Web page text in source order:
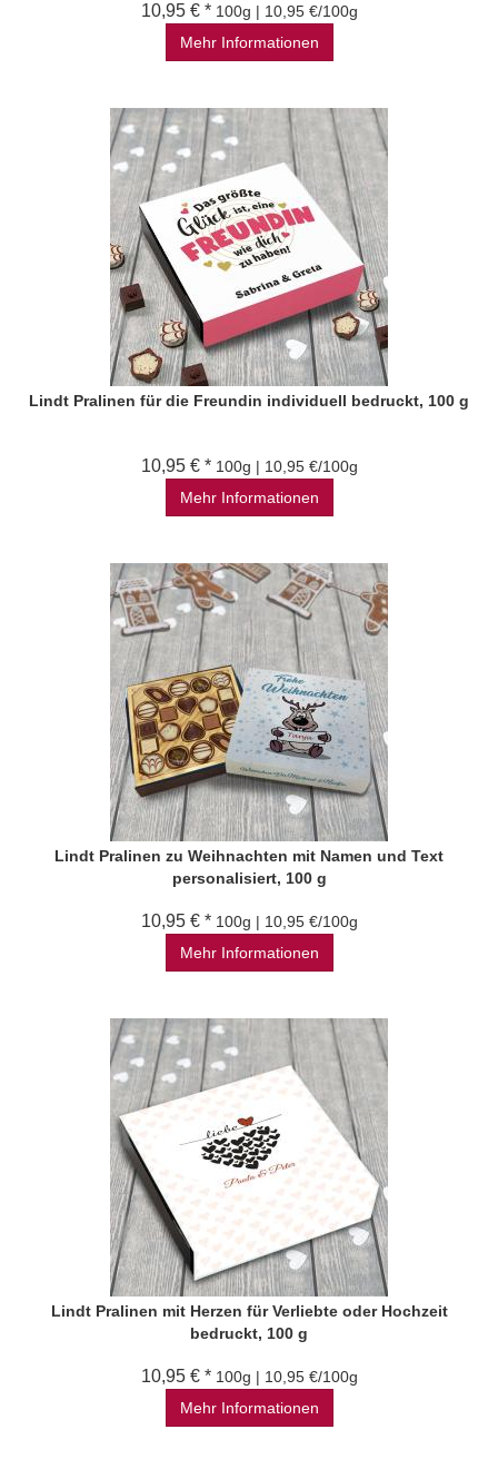
10,95 € * 100g | 10,95 €/100g
Mehr Informationen
Lindt Pralinen für die Freundin individuell bedruckt, 100 g
10,95 € * 100g | 10,95 €/100g
Mehr Informationen
Lindt Pralinen zu Weihnachten mit Namen und Text
personalisiert, 100 g
10,95 € * 100g | 10,95 €/100g
Mehr Informationen
Lindt Pralinen mit Herzen für Verliebte oder Hochzeit
bedruckt, 100 g
10,95 € * 100g | 10,95 €/100g
Mehr Informationen